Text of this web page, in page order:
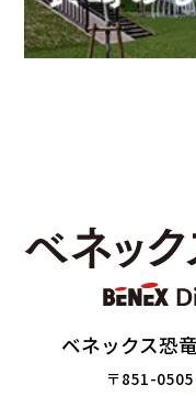
ベネックス恐
〒851-